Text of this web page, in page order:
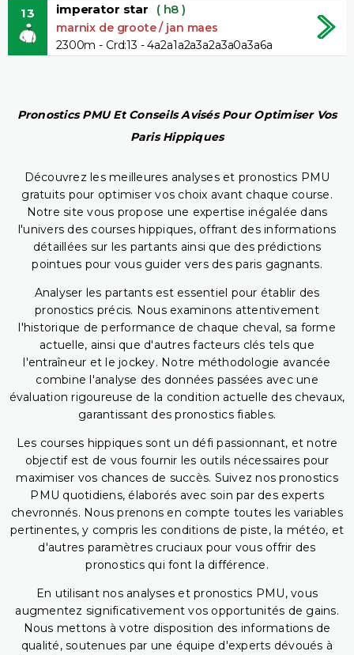
13 imperator star ( h8 )
marnix de groote / jan maes
2300m - Crd:13 - 4a2a1a2a3a2a3a0a3a6a
Pronostics PMU Et Conseils Avisés Pour Optimiser Vos
Paris Hippiques
Découvrez les meilleures analyses et pronostics PMU
gratuits pour optimiser vos choix avant chaque course.
Notre site vous propose une expertise inégalée dans
l'univers des courses hippiques, offrant des informations
détaillées sur les partants ainsi que des prédictions
pointues pour vous guider vers des paris gagnants.
Analyser les partants est essentiel pour établir des
pronostics précis. Nous examinons attentivement
l'historique de performance de chaque cheval, sa forme
actuelle, ainsi que d'autres facteurs clés tels que
l'entraîneur et le jockey. Notre méthodologie avancée
combine l'analyse des données passées avec une
évaluation rigoureuse de la condition actuelle des chevaux,
garantissant des pronostics fiables.
Les courses hippiques sont un défi passionnant, et notre
objectif est de vous fournir les outils nécessaires pour
maximiser vos chances de succès. Suivez nos pronostics
PMU quotidiens, élaborés avec soin par des experts
chevronnés. Nous prenons en compte toutes les variables
pertinentes, y compris les conditions de piste, la météo, et
d'autres paramètres cruciaux pour vous offrir des
pronostics qui font la différence.
En utilisant nos analyses et pronostics PMU, vous
augmentez significativement vos opportunités de gains.
Nous mettons à votre disposition des informations de
qualité, soutenues par une équipe d'experts dévoués à